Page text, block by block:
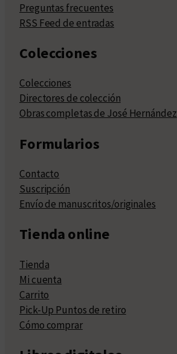
Preguntas frecuentes
RSS Feed de entradas
Colecciones
Colecciones
Directores de colección
Obras completas de José Hernández
Formularios
Contacto
Suscripción
Envío de manuscritos/originales
Tienda online
Tienda
Mi cuenta
Carrito
Pick-Up Puntos de retiro
Cómo comprar